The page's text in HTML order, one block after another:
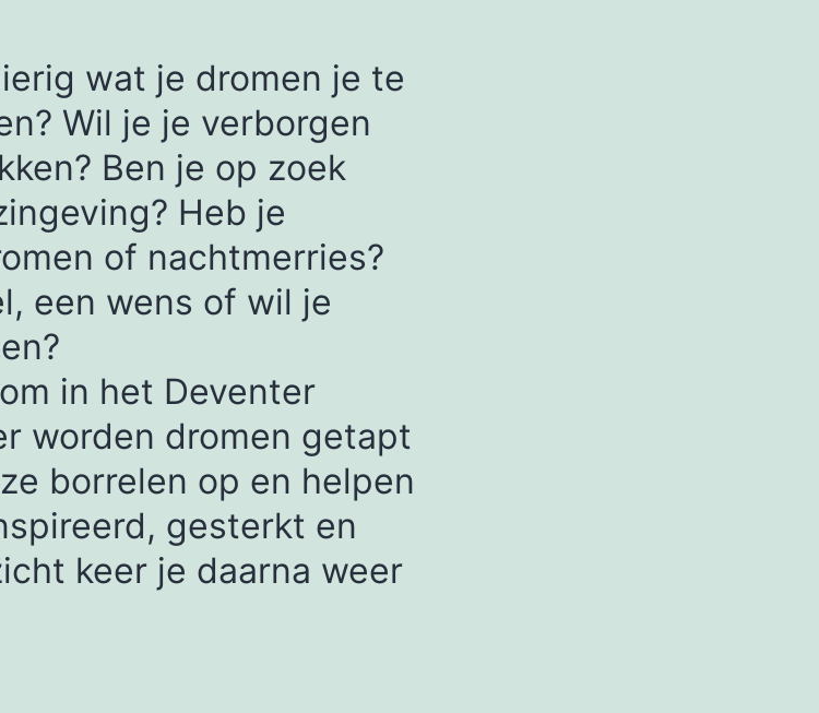
wat je dromen je te
Wil je je verborgen
Ben je op zoek
Heb je
of nachtmerries?
een wens of wil je
in het Deventer
worden dromen getapt
borrelen op en helpen
gesterkt en
keer je daarna weer